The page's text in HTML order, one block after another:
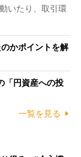
いたり、取引環
かポイントを解
「円資産への投
一覧を見る